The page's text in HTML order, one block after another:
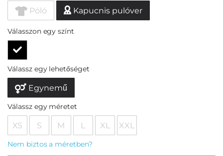
Póló Kapucnis pulóver
Válasszon egy színt
Válassz egy lehetőséget
Egynemű
Válassz egy méretet
XS S M L XL XXL
Nem biztos a méretben?